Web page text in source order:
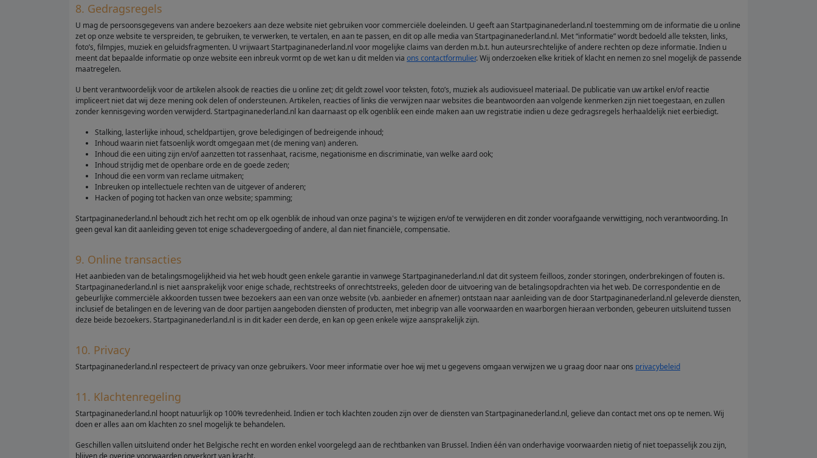
8. Gedragsregels
U mag de persoonsgegevens van andere bezoekers aan deze website niet gebruiken voor commerciële doeleinden. U geeft aan Startpaginanederland.nl toestemming om de informatie die u online
zet op onze website te verspreiden, te gebruiken, te verwerken, te vertalen, en aan te passen, en dit op alle media van Startpaginanederland.nl. Met “informatie” wordt bedoeld alle teksten, links,
foto’s, filmpjes, muziek en geluidsfragmenten. U vrijwaart Startpaginanederland.nl voor mogelijke claims van derden m.b.t. hun auteursrechtelijke of andere rechten op deze informatie. Indien u
meent dat bepaalde informatie op onze website een inbreuk vormt op de wet kan u dit melden via ons contactformulier. Wij onderzoeken elke kritiek of klacht en nemen zo snel mogelijk de passende
maatregelen.
U bent verantwoordelijk voor de artikelen alsook de reacties die u online zet; dit geldt zowel voor teksten, foto’s, muziek als audiovisueel materiaal. De publicatie van uw artikel en/of reactie
impliceert niet dat wij deze mening ook delen of ondersteunen. Artikelen, reacties of links die verwijzen naar websites die beantwoorden aan volgende kenmerken zijn niet toegestaan, en zullen
zonder kennisgeving worden verwijderd. Startpaginanederland.nl kan daarnaast op elk ogenblik een einde maken aan uw registratie indien u deze gedragsregels herhaaldelijk niet eerbiedigt.
Stalking, lasterlijke inhoud, scheldpartijen, grove beledigingen of bedreigende inhoud;
Inhoud waarin niet fatsoenlijk wordt omgegaan met (de mening van) anderen.
Inhoud die een uiting zijn en/of aanzetten tot rassenhaat, racisme, negationisme en discriminatie, van welke aard ook;
Inhoud strijdig met de openbare orde en de goede zeden;
Inhoud die een vorm van reclame uitmaken;
Inbreuken op intellectuele rechten van de uitgever of anderen;
Hacken of poging tot hacken van onze website; spamming;
Startpaginanederland.nl behoudt zich het recht om op elk ogenblik de inhoud van onze pagina's te wijzigen en/of te verwijderen en dit zonder voorafgaande verwittiging, noch verantwoording. In
geen geval kan dit aanleiding geven tot enige schadevergoeding of andere, al dan niet financiële, compensatie.
9. Online transacties
Het aanbieden van de betalingsmogelijkheid via het web houdt geen enkele garantie in vanwege Startpaginanederland.nl dat dit systeem feilloos, zonder storingen, onderbrekingen of fouten is.
Startpaginanederland.nl is niet aansprakelijk voor enige schade, rechtstreeks of onrechtstreeks, geleden door de uitvoering van de betalingsopdrachten via het web. De correspondentie en de
gebeurlijke commerciële akkoorden tussen twee bezoekers aan een van onze website (vb. aanbieder en afnemer) ontstaan naar aanleiding van de door Startpaginanederland.nl geleverde diensten,
inclusief de betalingen en de levering van de door partijen aangeboden diensten of producten, met inbegrip van alle voorwaarden en waarborgen hieraan verbonden, gebeuren uitsluitend tussen
deze beide bezoekers. Startpaginanederland.nl is in dit kader een derde, en kan op geen enkele wijze aansprakelijk zijn.
10. Privacy
Startpaginanederland.nl respecteert de privacy van onze gebruikers. Voor meer informatie over hoe wij met u gegevens omgaan verwijzen we u graag door naar ons privacybeleid
11. Klachtenregeling
Startpaginanederland.nl hoopt natuurlijk op 100% tevredenheid. Indien er toch klachten zouden zijn over de diensten van Startpaginanederland.nl, gelieve dan contact met ons op te nemen. Wij
doen er alles aan om klachten zo snel mogelijk te behandelen.
Geschillen vallen uitsluitend onder het Belgische recht en worden enkel voorgelegd aan de rechtbanken van Brussel. Indien één van onderhavige voorwaarden nietig of niet toepasselijk zou zijn,
blijven de overige voorwaarden onverkort van kracht.